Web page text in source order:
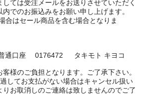
ては受注メールをお送りさせていただく
でのお振込みをお願い申し上げます。
合はセール商品を含む場合となりま
口座 0176472 タキモト キヨコ
客様のご負担となります。ご了承下さい。
してお支払がない場合はキャンセル扱い
りお取消しのご連絡は致しませんのでご了